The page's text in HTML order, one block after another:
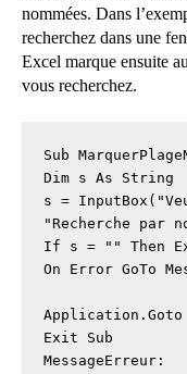
nommées. Dans
recherchez dans une
Excel marque ensuite
vous recherchez.
Sub
Dim s As String
s =
"Recherche par
If s = "" Then
On Error GoTo
Application.Goto
Exit Sub
MessageErreur: